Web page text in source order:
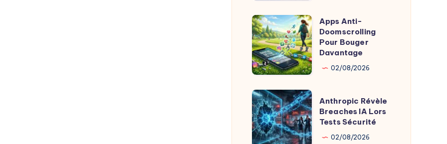
et
Ballons
pour
Météo
Lucrative
Apps
Anti-
Doomscrolling
Pour
Bouger
Davantage
Apps Anti-
Doomscrolling
Pour Bouger
Davantage
02/08/2026
Anthropic
Révèle
Breaches
IA
Anthropic Révèle
Breaches IA Lors
Tests Sécurité
02/08/2026